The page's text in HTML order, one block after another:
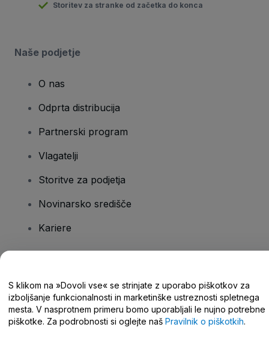
Storitev za stranke od začetka do konca
Naše podjetje
O nas
Odprta distribucija
Partnerski program
Vlagatelji
Storitve za podjetja
Novinarsko središče
Kariere
Središče za pomoč/stik z nami
S klikom na »Dovoli vse« se strinjate z uporabo piškotkov za
izboljšanje funkcionalnosti in marketinške ustreznosti spletnega
mesta. V nasprotnem primeru bomo uporabljali le nujno potrebne
piškotke. Za podrobnosti si oglejte naš Pravilnik o piškotkih.